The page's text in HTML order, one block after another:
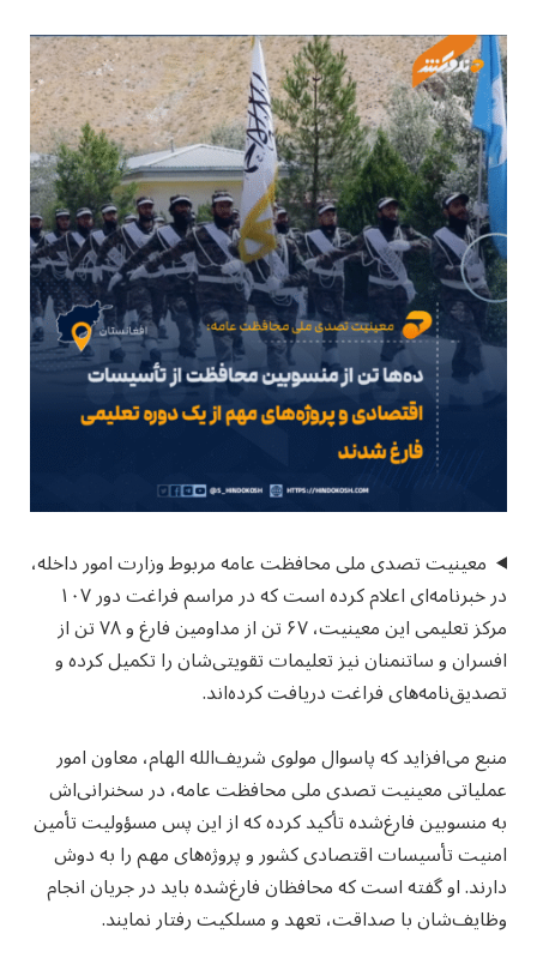
معینیت تصدی ملی محافظت عامه مربوط وزارت امور داخله،
در خبرنامه‌ای اعلام کرده است که در مراسم فراغت دور ۱۰۷
مرکز تعلیمی این معینیت، ۶۷ تن از مداومین فارغ و ۷۸ تن از
افسران و ساتنمنان نیز تعلیمات تقویتی‌شان را تکمیل کرده و
تصدیق‌نامه‌های فراغت دریافت کرده‌اند.
منبع می‌افزاید که پاسوال مولوی شریف‌الله الهام، معاون امور
عملیاتی معینیت تصدی ملی محافظت عامه، در سخنرانی‌اش
به منسوبین فارغ‌شده تأکید کرده که از این پس مسؤولیت تأمین
امنیت تأسیسات اقتصادی کشور و پروژه‌های مهم را به دوش
دارند. او گفته است که محافظان فارغ‌شده باید در جریان انجام
وظایف‌شان با صداقت، تعهد و مسلکیت رفتار نمایند.